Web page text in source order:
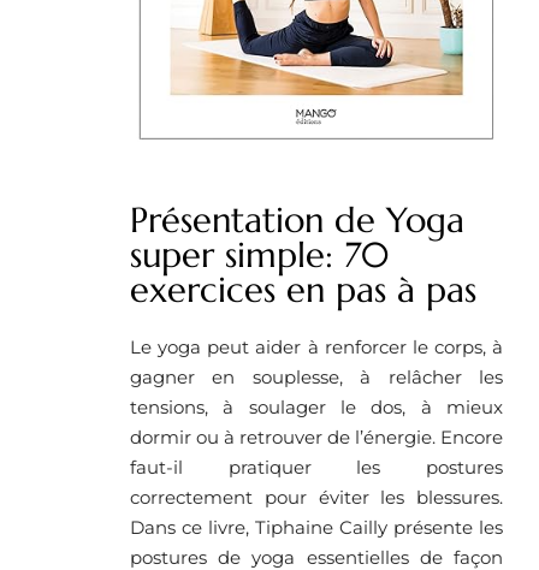
Présentation de Yoga
super simple: 70
exercices en pas à pas
Le yoga peut aider à renforcer le corps, à
gagner en souplesse, à relâcher les
tensions, à soulager le dos, à mieux
dormir ou à retrouver de l’énergie. Encore
faut-il pratiquer les postures
correctement pour éviter les blessures.
Dans ce livre, Tiphaine Cailly présente les
postures de yoga essentielles de façon